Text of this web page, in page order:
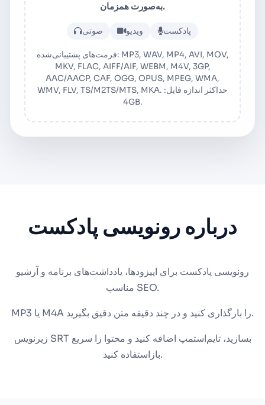
به‌صورت همزمان.
بارگذاری فایل صوتی یا ویدئویی
صوتی ویدیو پادکست
فرمت‌های پشتیبانی‌شده: MP3, WAV, MP4, AVI, MOV,
MKV, FLAC, AIFF/AIF, WEBM, M4V, 3GP,
AAC/AACP, CAF, OGG, OPUS, MPEG, WMA,
WMV, FLV, TS/M2TS/MTS, MKA. حداکثر اندازه فایل:
4GB.
درباره رونویسی پادکست
رونویسی پادکست برای اپیزودها، یادداشت‌های برنامه و آرشیو
مناسب SEO.
MP3 یا M4A را بارگذاری کنید و در چند دقیقه متن دقیق بگیرید.
زیرنویس SRT بسازید، تایم‌استمپ اضافه کنید و محتوا را سریع
بازاستفاده کنید.